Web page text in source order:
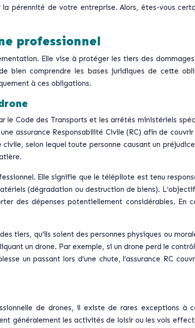
pérennité de votre entreprise. Alors, êtes-vous
professionnel
Elle vise à protéger les tiers des
comprendre les bases juridiques de cette
à ces obligations.
Code des Transports et les arrêtés ministériels
assurance Responsabilité Civile (RC) afin de
selon lequel toute personne causant un
Elle signifie que le télépilote est tenu
(dégradation ou destruction de biens).
des dépenses potentiellement considérables. En
tiers, qu’ils soient des personnes physiques ou
un drone. Par exemple, si un drone perd le
un passant lors d’une chute, l’assurance RC
de drones, il existe de rares exceptions
généralement les activités de loisir ou les vols